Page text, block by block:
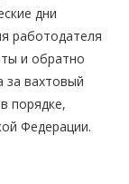
дни
работодателя
и обратно
за вахтовый
порядке,
Федерации.